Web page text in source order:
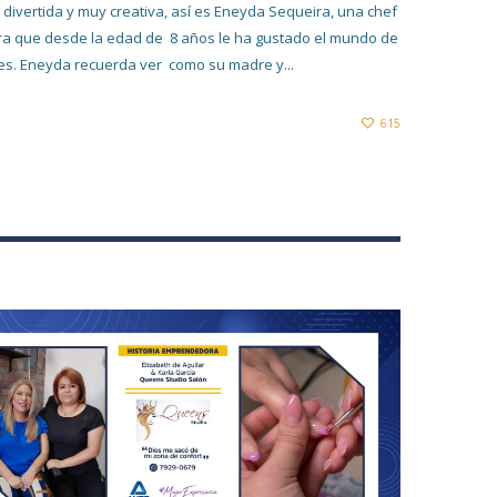
divertida y muy creativa, así es Eneyda Sequeira, una chef
que desde la edad de 8 años le ha gustado el mundo de
Eneyda recuerda ver como su madre y...
615